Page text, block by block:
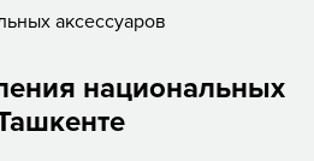
аксессуаров
национальных